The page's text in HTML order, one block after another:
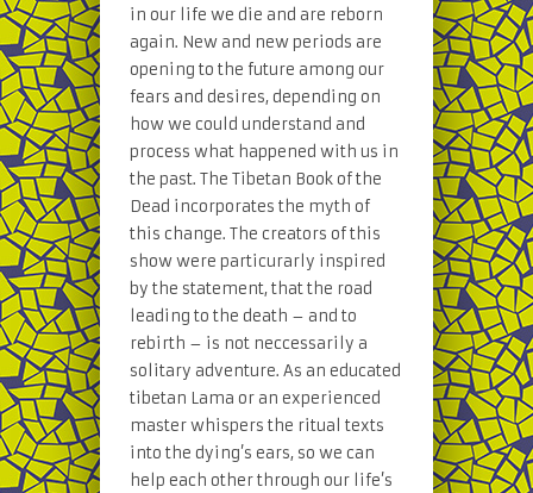
in our life we die and are reborn
again. New and new periods are
opening to the future among our
fears and desires, depending on
how we could understand and
process what happened with us in
the past. The Tibetan Book of the
Dead incorporates the myth of
this change. The creators of this
show were particurarly inspired
by the statement, that the road
leading to the death – and to
rebirth – is not neccessarily a
solitary adventure. As an educated
tibetan Lama or an experienced
master whispers the ritual texts
into the dying’s ears, so we can
help each other through our life’s